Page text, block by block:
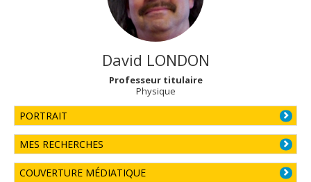
David LONDON
Professeur titulaire
Physique
PORTRAIT
MES RECHERCHES
COUVERTURE MÉDIATIQUE